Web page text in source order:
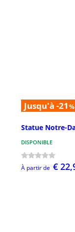
Jusqu'à -21 %
Statue Notre-
DISPONIBLE
À partir de €